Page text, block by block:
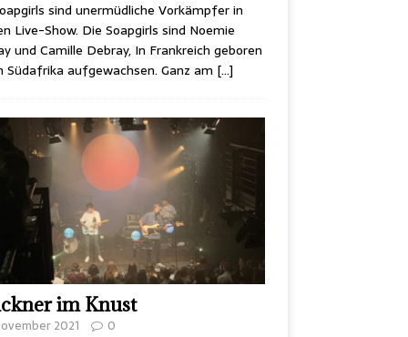
sind unermüdliche Vorkämpfer in
Live-Show. Die Soapgirls sind Noemie
und Camille Debray, In Frankreich geboren
Südafrika aufgewachsen. Ganz am […]
im Knust
2021 0